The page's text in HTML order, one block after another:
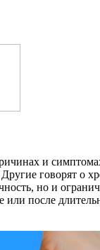
и
говорят о
но и
или после